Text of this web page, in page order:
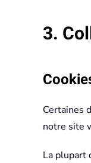
3.
Certaines
notre site
La plupart